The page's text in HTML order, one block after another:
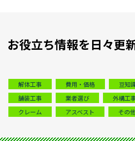
お役立ち情報を日々更
解体工事 費用・価格 豆知
舗装工事
業者選び 外構工
クレーム
アスベスト その